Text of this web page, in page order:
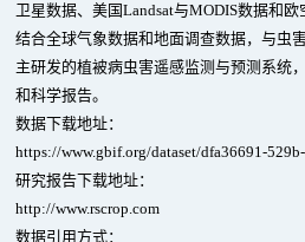
卫星数据、美国Landsat与MODIS数据和欧
结合全球气象数据和地面调查数据，与虫
主研发的植被病虫害遥感监测与预测系统
和科学报告。
数据下载地址：
https://www.gbif.org/dataset/dfa36691-
研究报告下载地址：
http://www.rscrop.com
数据引用方式：